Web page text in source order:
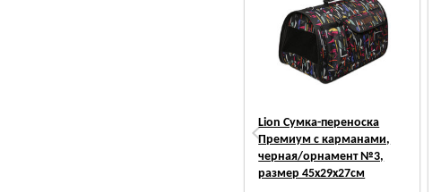
Lion Сумка-переноска
Премиум с карманами,
черная/орнамент №3,
размер 45х29х27см